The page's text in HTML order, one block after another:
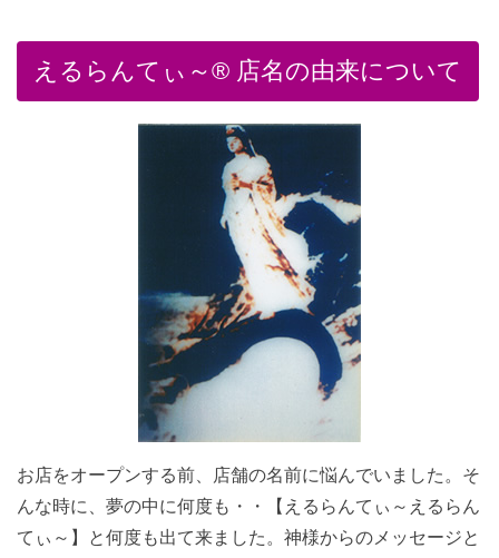
えるらんてぃ～® 店名の由来について
お店をオープンする前、店舗の名前に悩んでいました。そ
んな時に、夢の中に何度も・・【えるらんてぃ～えるらん
てぃ～】と何度も出て来ました。神様からのメッセージと